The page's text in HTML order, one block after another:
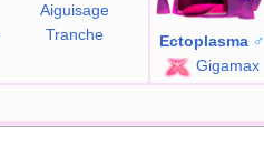
Aiguisage
Tranche
Ectoplasma ♂
Gigamax